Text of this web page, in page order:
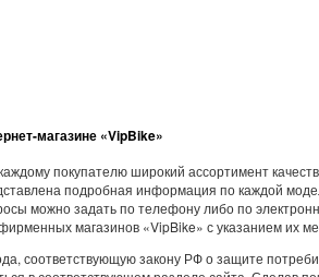
магазине «VipBike»
покупателю широкий ассортимент
подробная информация по каждой
можно задать по телефону либо по
магазинов «VipBike» с указанием их
соответствующую закону РФ о защите